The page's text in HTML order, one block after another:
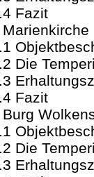
Fazit
Die
Fazit
Die